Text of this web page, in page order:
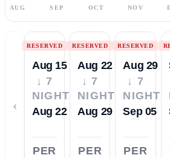
AUG SEP OCT NOV
‹
RESERVED
Aug 15
↓ 7
NIGHTS
Aug 22
PER
RESERVED
Aug 22
↓ 7
NIGHTS
Aug 29
PER
RESERVED
Aug 29
↓ 7
NIGHTS
Sep 05
PER